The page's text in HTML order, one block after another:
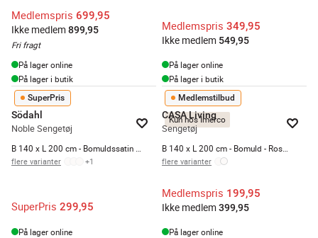
Medlemspris 699,95
Ikke medlem 899,95
Fri fragt
På lager online
På lager i butik
Medlemspris 349,95
Ikke medlem 549,95
På lager online
På lager i butik
SuperPris
Södahl
Noble Sengetøj
flere varianter +1
SuperPris 299,95
På lager online
Kun hos Imerco
Medlemstilbud
CASA Living
Sengetøj
flere varianter
Medlemspris 199,95
Ikke medlem 399,95
På lager online